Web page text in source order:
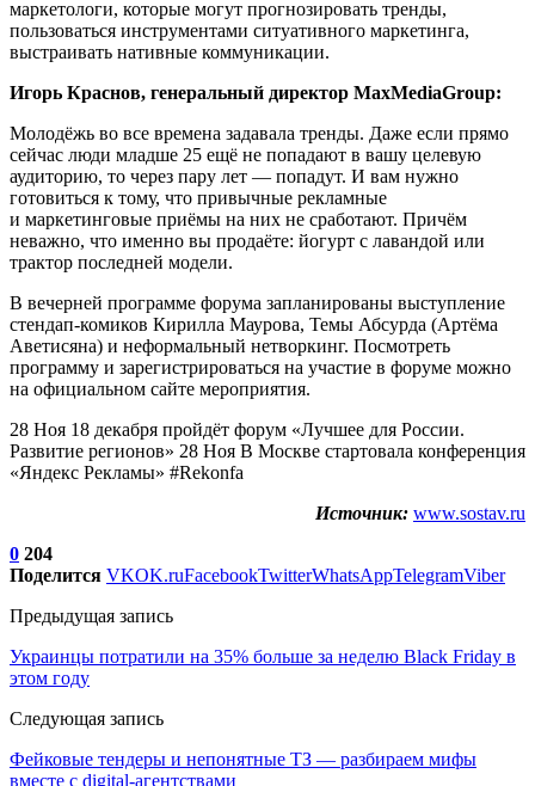
маркетологи, которые могут прогнозировать тренды,
пользоваться инструментами ситуативного маркетинга,
выстраивать нативные коммуникации.
Игорь Краснов, генеральный директор MaxMediaGroup:
Молодёжь во все времена задавала тренды. Даже если прямо
сейчас люди младше 25 ещё не попадают в вашу целевую
аудиторию, то через пару лет — попадут. И вам нужно
готовиться к тому, что привычные рекламные
и маркетинговые приёмы на них не сработают. Причём
неважно, что именно вы продаёте: йогурт с лавандой или
трактор последней модели.
В вечерней программе форума запланированы выступление
стендап-комиков Кирилла Маурова, Темы Абсурда (Артёма
Аветисяна) и неформальный нетворкинг. Посмотреть
программу и зарегистрироваться на участие в форуме можно
на официальном сайте мероприятия.
28 Ноя 18 декабря пройдёт форум «Лучшее для России.
Развитие регионов» 28 Ноя В Москве стартовала конференция
«Яндекс Рекламы» #Rekonfa
Источник: www.sostav.ru
0 204
Поделится VKOK.ruFacebookTwitterWhatsAppTelegramViber
Предыдущая запись
Украинцы потратили на 35% больше за неделю Black Friday в
этом году
Следующая запись
Фейковые тендеры и непонятные ТЗ — разбираем мифы
вместе с digital-агентствами